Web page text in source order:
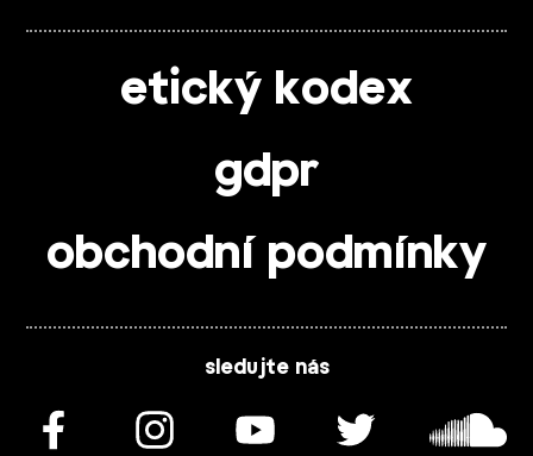
etický kodex
gdpr
obchodní podmínky
sledujte nás